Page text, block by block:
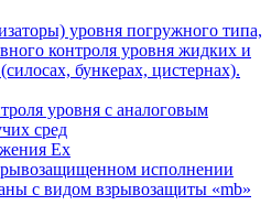
уровня погружного типа,
контроля уровня жидких и
бункерах, цистернах).
уровня с аналоговым
сред
Ех
исполнении
с видом взрывозащиты «mb»